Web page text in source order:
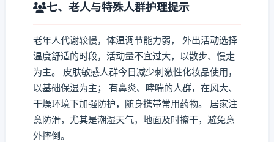
七、老人与特殊人群护理提示
老年人代谢较慢，体温调节能力弱， 外出活动选择
温度舒适的时段，活动量不宜过大，以散步、慢走
为主。 皮肤敏感人群今日减少刺激性化妆品使用，
以基础保湿为主； 有鼻炎、哮喘的人群，在风大、
干燥环境下加强防护，随身携带常用药物。 居家注
意防滑，尤其是潮湿天气，地面及时擦干，避免意
外摔倒。